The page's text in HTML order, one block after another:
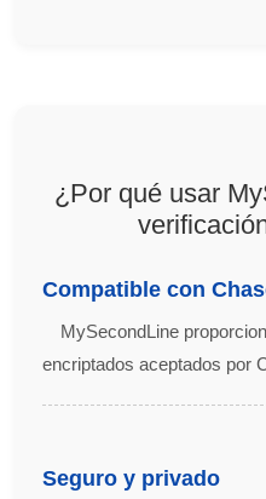
¿Por qué usar
Compatible con
MySecondLine
encriptados aceptados por
Seguro y privado